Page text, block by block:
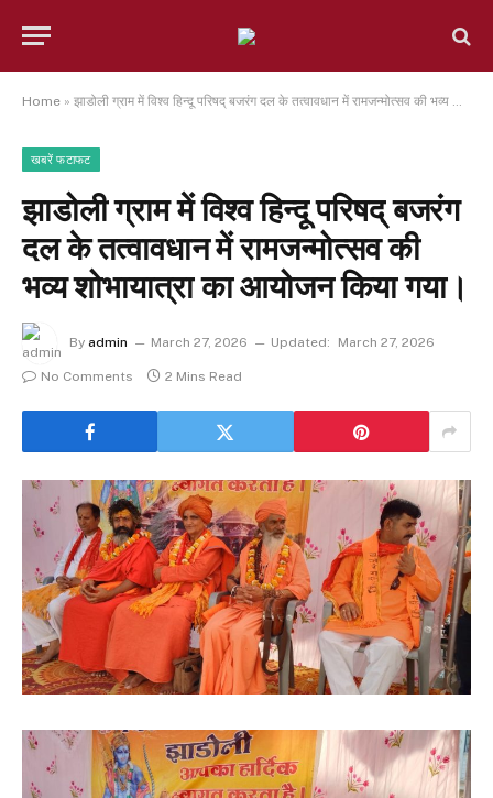
Home » झाडोली ग्राम में विश्व हिन्दू परिषद् बजरंग दल के तत्वावधान में रामजन्मोत्सव की भव्य शोभायात्रा का आयोजन किया गया।
खबरें फटाफट
झाडोली ग्राम में विश्व हिन्दू परिषद् बजरंग
दल के तत्वावधान में रामजन्मोत्सव की
भव्य शोभायात्रा का आयोजन किया गया।
By admin March 27, 2026 Updated: March 27, 2026
No Comments 2 Mins Read